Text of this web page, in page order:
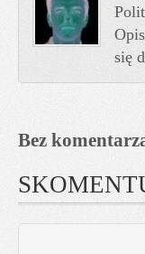
się
Bez